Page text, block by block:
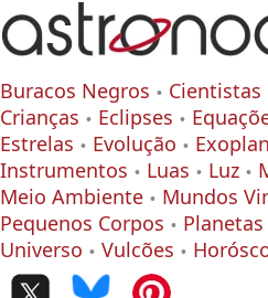
Buracos Negros Cientistas
Crianças
Eclipses
Estrelas
Evolução
Instrumentos
Luas Luz
Meio Ambiente
Mundos
Pequenos Corpos
Planetas
Universo
Vulcões